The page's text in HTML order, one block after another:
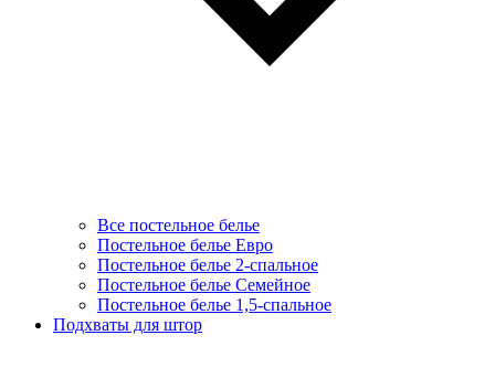
Все постельное белье
Постельное белье Евро
Постельное белье 2-спальное
Постельное белье Семейное
Постельное белье 1,5-спальное
Подхваты для штор